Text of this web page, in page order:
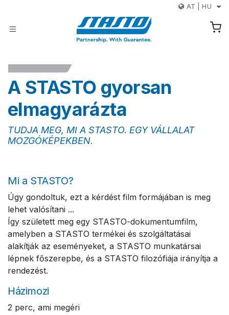
AT |HU
A STASTO gyorsan
elmagyarázta
TUDJA MEG, MI A STASTO. EGY VÁLLALAT
MOZGÓKÉPEKBEN.
Mi a STASTO?
Úgy gondoltuk, ezt a kérdést film formájában is meg
lehet valósítani ...
Így született meg egy STASTO-dokumentumfilm,
amelyben a STASTO termékei és szolgáltatásai
alakítják az eseményeket, a STASTO munkatársai
lépnek főszerepbe, és a STASTO filozófiája irányítja a
rendezést.
Házimozi
2 perc, ami megéri